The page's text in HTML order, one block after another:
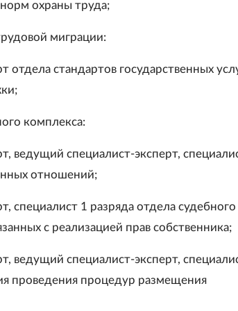
охраны труда;
миграции:
отдела стандартов государственных
комплекса:
ведущий специалист-эксперт,
отношений;
специалист 1 разряда отдела судебного
с реализацией прав собственника;
ведущий специалист-эксперт,
проведения процедур размещения